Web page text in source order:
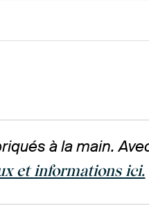
à la main.
et informations ici.